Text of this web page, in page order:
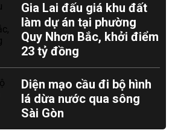
Gia Lai đấu giá khu đất
làm dự án tại phường
Quy Nhơn Bắc, khởi điểm
23 tỷ đồng
Diện mạo cầu đi bộ hình
lá dừa nước qua sông
Sài Gòn